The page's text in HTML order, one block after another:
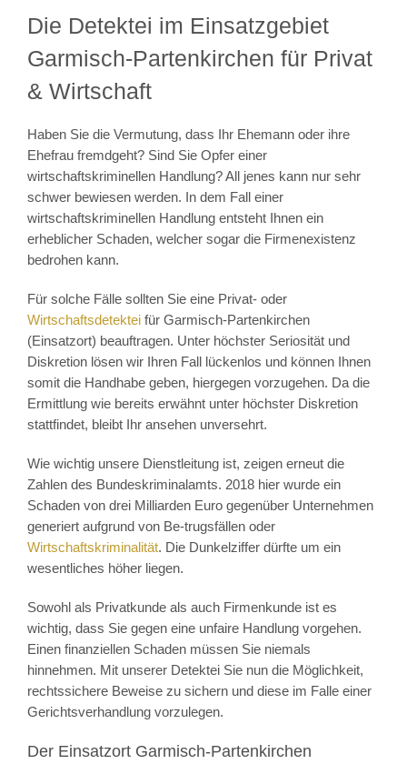
Die Detektei im Einsatzgebiet
Garmisch-Partenkirchen für Privat
& Wirtschaft
Haben Sie die Vermutung, dass Ihr Ehemann oder ihre
Ehefrau fremdgeht? Sind Sie Opfer einer
wirtschaftskriminellen Handlung? All jenes kann nur sehr
schwer bewiesen werden. In dem Fall einer
wirtschaftskriminellen Handlung entsteht Ihnen ein
erheblicher Schaden, welcher sogar die Firmenexistenz
bedrohen kann.
Für solche Fälle sollten Sie eine Privat- oder
Wirtschaftsdetektei für Garmisch-Partenkirchen
(Einsatzort) beauftragen. Unter höchster Seriosität und
Diskretion lösen wir Ihren Fall lückenlos und können Ihnen
somit die Handhabe geben, hiergegen vorzugehen. Da die
Ermittlung wie bereits erwähnt unter höchster Diskretion
stattfindet, bleibt Ihr ansehen unversehrt.
Wie wichtig unsere Dienstleitung ist, zeigen erneut die
Zahlen des Bundeskriminalamts. 2018 hier wurde ein
Schaden von drei Milliarden Euro gegenüber Unternehmen
generiert aufgrund von Be-trugsfällen oder
Wirtschaftskriminalität. Die Dunkelziffer dürfte um ein
wesentliches höher liegen.
Sowohl als Privatkunde als auch Firmenkunde ist es
wichtig, dass Sie gegen eine unfaire Handlung vorgehen.
Einen finanziellen Schaden müssen Sie niemals
hinnehmen. Mit unserer Detektei Sie nun die Möglichkeit,
rechtssichere Beweise zu sichern und diese im Falle einer
Gerichtsverhandlung vorzulegen.
Der Einsatzort Garmisch-Partenkirchen